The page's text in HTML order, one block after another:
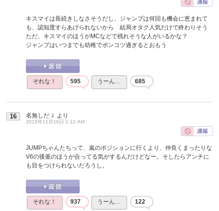
キスマイは長続きしなさそうだし、ジャンプは何回も機会に恵まれて
も、認知度すらあげられないから 結局オタク人気だけで終わりそう
ただ、キスマイのほうがMCなどで残れそうな人がいるかな？
ジャンプはいつまでも幼稚でポンコツ過ぎるとおもう
それな！ 595 うーん… 685
16 名無しだＪ より
2015年11月16日 1:12 AM
JUMPちゃんたちって、嵐のポジションに行くより、仲良くまったりな
V6の後釜のほうが合ってる気がするんだけどなー。そしたらアンチに
も目をつけられないだろうし。
それな！ 937 うーん… 122